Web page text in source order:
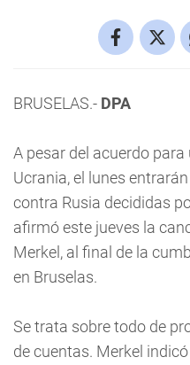
BRUSELAS.- DPA
A pesar del acuerdo
Ucrania, el lunes
contra Rusia decididas
afirmó este jueves la
Merkel, al final de la
en Bruselas.
Se trata sobre todo de
de cuentas. Merkel